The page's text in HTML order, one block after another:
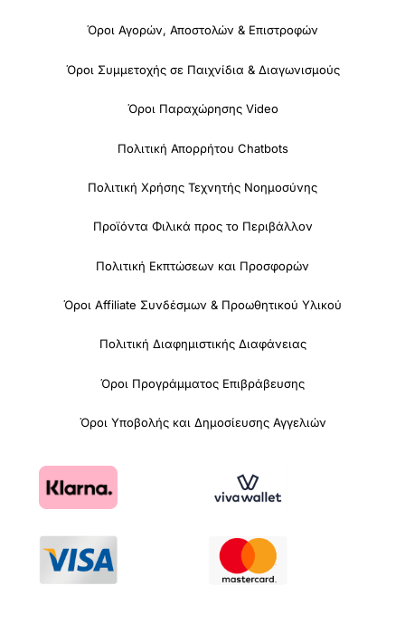
Όροι Αγορών, Αποστολών & Επιστροφών
Όροι Συμμετοχής σε Παιχνίδια & Διαγωνισμούς
Όροι Παραχώρησης Video
Πολιτική Απορρήτου Chatbots
Πολιτική Χρήσης Τεχνητής Νοημοσύνης
Προϊόντα Φιλικά προς το Περιβάλλον
Πολιτική Εκπτώσεων και Προσφορών
Όροι Affiliate Συνδέσμων & Προωθητικού Υλικού
Πολιτική Διαφημιστικής Διαφάνειας
Όροι Προγράμματος Επιβράβευσης
Όροι Υποβολής και Δημοσίευσης Αγγελιών